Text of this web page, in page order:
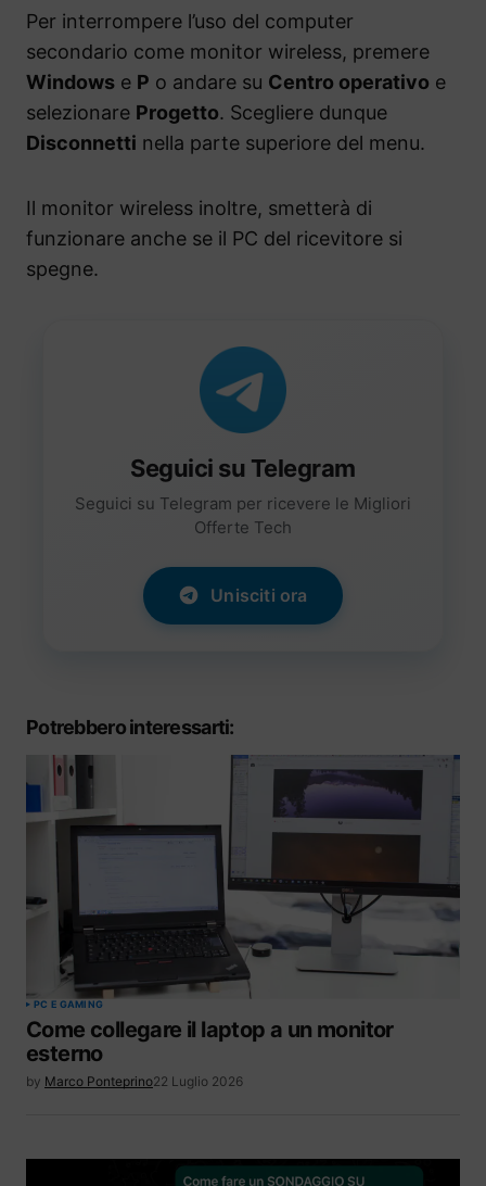
Per interrompere l’uso del computer
secondario come monitor wireless, premere
Windows e P o andare su Centro operativo e
selezionare Progetto. Scegliere dunque
Disconnetti nella parte superiore del menu.
Il monitor wireless inoltre, smetterà di
funzionare anche se il PC del ricevitore si
spegne.
Seguici su Telegram
Seguici su Telegram per ricevere le Migliori
Offerte Tech
Unisciti ora
Potrebbero interessarti:
PC E GAMING
Come collegare il laptop a un monitor
esterno
by Marco Ponteprino22 Luglio 2026